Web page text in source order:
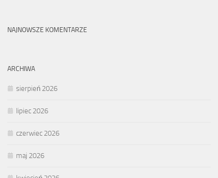
NAJNOWSZE KOMENTARZE
ARCHIWA
sierpień 2026
lipiec 2026
czerwiec 2026
maj 2026